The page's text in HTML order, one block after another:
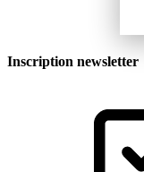
Inscription newsletter